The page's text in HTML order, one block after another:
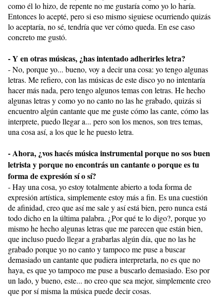
como él lo hizo, de repente no me gustaría como yo lo haría.
Entonces lo acepté, pero si eso mismo siguiese ocurriendo quizás
lo aceptaría, no sé, tendría que ver cómo queda. En ese caso
concreto me gustó.
- Y en otras músicas, ¿has intentado adherirles letra?
- No, porque yo... bueno, voy a decir una cosa: yo tengo algunas
letras. Me refiero, con las músicas de este disco yo no intentaría
hacer más nada, pero tengo algunos temas con letras. He hecho
algunas letras y como yo no canto no las he grabado, quizás si
encuentro algún cantante que me guste cómo las cante, cómo las
interprete, puedo llegar a... pero son los menos, son tres temas,
una cosa así, a los que le he puesto letra.
- Ahora, ¿vos hacés música instrumental porque no sos buen
letrista y porque no encontrás un cantante o porque es tu
forma de expresión sí o sí?
- Hay una cosa, yo estoy totalmente abierto a toda forma de
expresión artística, simplemente estoy más a fin. Es una cuestión
de afinidad, creo que así me sale y así está bien, pero nunca está
todo dicho en la última palabra. ¿Por qué te lo digo?, porque yo
mismo he hecho algunas letras que me parecen que están bien,
que incluso puedo llegar a grabarlas algún día, que no las he
grabado porque yo no canto y tampoco me puse a buscar
demasiado un cantante que pudiera interpretarla, no es que no
haya, es que yo tampoco me puse a buscarlo demasiado. Eso por
un lado, y bueno, este... no creo que sea mejor, simplemente creo
que por sí misma la música puede decir cosas.